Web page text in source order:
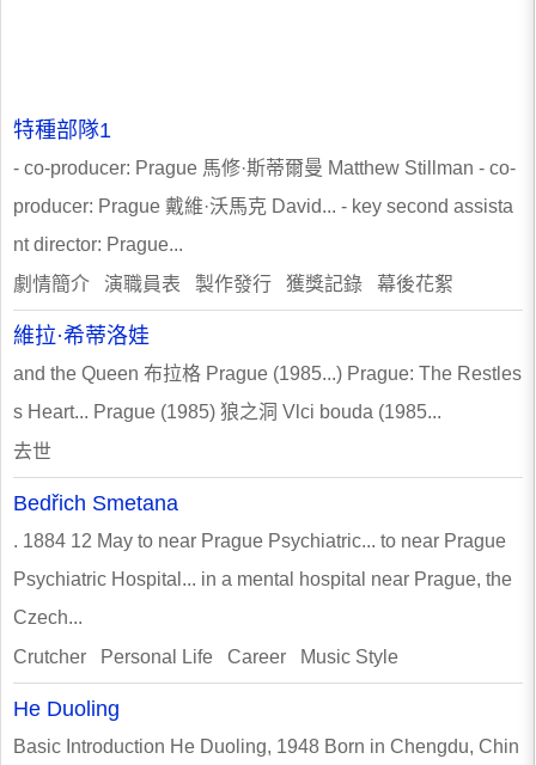
特種部隊1
- co-producer: Prague 馬修·斯蒂爾曼 Matthew Stillman - co-
producer: Prague 戴維·沃馬克 David... - key second assista
nt director: Prague...
劇情簡介 演職員表 製作發行 獲獎記錄 幕後花絮
維拉·希蒂洛娃
and the Queen 布拉格 Prague (1985...) Prague: The Restles
s Heart... Prague (1985) 狼之洞 Vlci bouda (1985...
去世
Bedřich Smetana
. 1884 12 May to near Prague Psychiatric... to near Prague
Psychiatric Hospital... in a mental hospital near Prague, the
Czech...
Crutcher Personal Life Career Music Style
He Duoling
Basic Introduction He Duoling, 1948 Born in Chengdu, Chin